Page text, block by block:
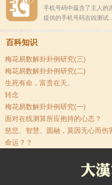
手机号码中蕴含了主人的
提供的手机号码吉凶测试
百科知识
梅花易数解卦卦例研究(三)
梅花易数解卦卦例研究(二)
生死有命，富贵在天。
转念
梅花易数解卦卦例研究(一)
面对在线测算所应抱持的心态？
慈悲、智慧、圆融，莫因无心而伤
命运？？